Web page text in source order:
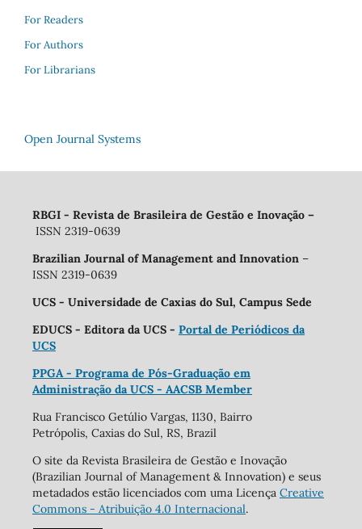
For Readers
For Authors
For Librarians
Open Journal Systems
RBGI - Revista de Brasileira de Gestão e Inovação –
ISSN 2319-0639
Brazilian Journal of Management and Innovation –
ISSN 2319-0639
UCS - Universidade de Caxias do Sul, Campus Sede
EDUCS - Editora da UCS - Portal de Periódicos da
UCS
PPGA - Programa de Pós-Graduação em
Administração da UCS - AACSB Member
Rua Francisco Getúlio Vargas, 1130, Bairro
Petrópolis, Caxias do Sul, RS, Brazil
O site da Revista Brasileira de Gestão e Inovação
(Brazilian Journal of Management & Innovation) e seus
metadados estão licenciados com uma Licença Creative
Commons - Atribuição 4.0 Internacional.